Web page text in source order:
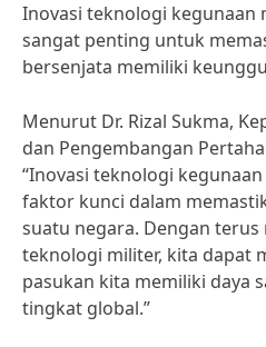
Inovasi teknologi kegunaan
sangat penting untuk
bersenjata memiliki
Menurut Dr. Rizal Sukma,
dan Pengembangan
“Inovasi teknologi
faktor kunci dalam
suatu negara. Dengan
teknologi militer, kita dapat
pasukan kita memiliki daya
tingkat global.”